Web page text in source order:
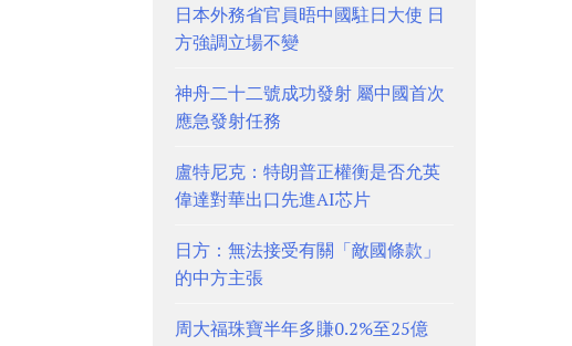
日本外務省官員晤中國駐日大使 日
方強調立場不變
神舟二十二號成功發射 屬中國首次
應急發射任務
盧特尼克：特朗普正權衡是否允英
偉達對華出口先進AI芯片
日方：無法接受有關「敵國條款」
的中方主張
周大福珠寶半年多賺0.2%至25億